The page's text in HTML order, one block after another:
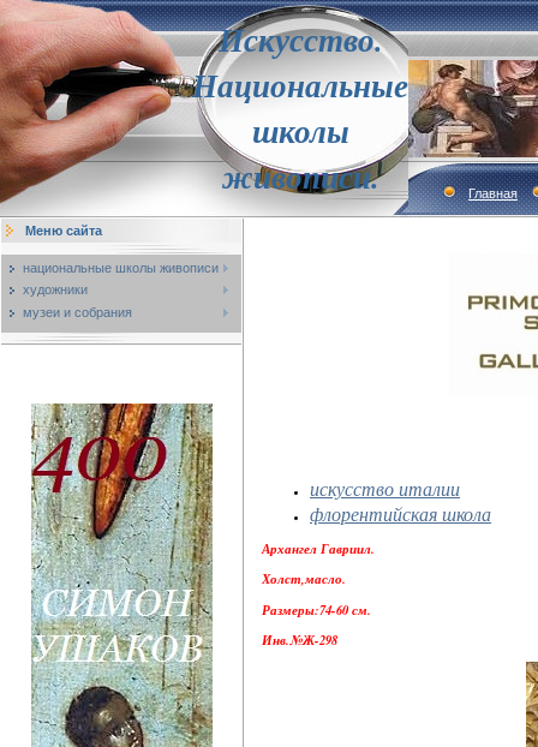
Искусство.
Национальные
школы
живописи.
Главная
Меню сайта
национальные школы живописи
художники
музеи и собрания
искусство италии
флорентийская школа
Архангел Гавриил.
Холст,масло.
Размеры:74-60 см.
Инв.№Ж-298